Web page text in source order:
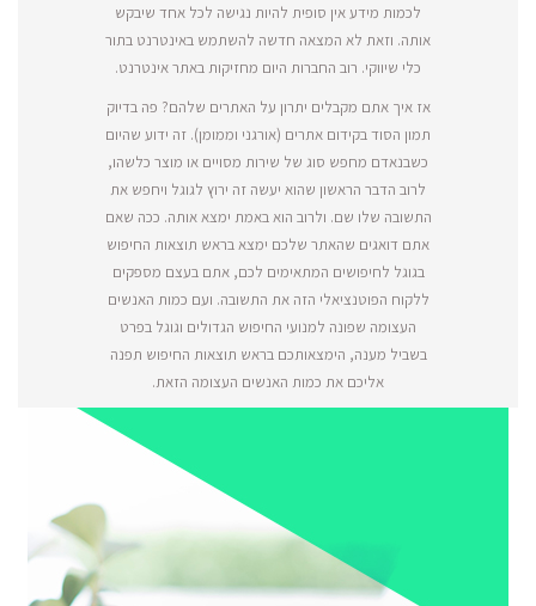
לכמות מידע אין סופית להיות נגישה לכל אחד שיבקש
אותה. וזאת לא המצאה חדשה להשתמש באינטרנט בתור
כלי שיווקי. רוב החברות היום מחזיקות באתר אינטרנט.
אז איך אתם מקבלים יתרון על האתרים שלהם? פה בדיוק
תמון הסוד בקידום אתרים (אורגני וממומן). זה ידוע שהיום
כשבנאדם מחפש סוג של שירות מסויים או מוצר כלשהו,
לרוב הדבר הראשון שהוא יעשה זה ירוץ לגוגל ויחפש את
התשובה שלו שם. ולרוב הוא באמת ימצא אותה. ככה שאם
אתם דואגים שהאתר שלכם ימצא בראש תוצאות החיפוש
בגוגל לחיפושים המתאימים לכם, אתם בעצם מספקים
ללקוח הפוטנציאלי הזה את התשובה. ועם כמות האנשים
העצומה שפונה למנועי החיפוש הגדולים וגוגל בפרט
בשביל מענה, הימצאותכם בראש תוצאות החיפוש תפנה
אליכם את כמות האנשים העצומה הזאת.